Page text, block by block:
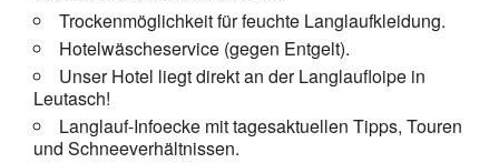
Trockenmöglichkeit für feuchte Langlaufkleidung.
Hotelwäscheservice (gegen Entgelt).
Unser Hotel liegt direkt an der Langlaufloipe in
Leutasch!
Langlauf-Infoecke mit tagesaktuellen Tipps, Touren
und Schneeverhältnissen.